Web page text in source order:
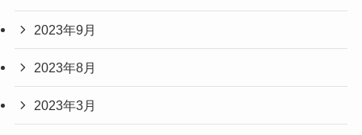
2023年9月
2023年8月
2023年3月